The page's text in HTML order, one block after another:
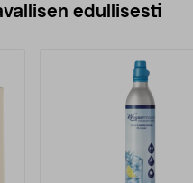
edullisesti